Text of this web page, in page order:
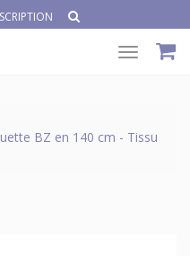
Toggle
BZ en 140 cm - Tissu